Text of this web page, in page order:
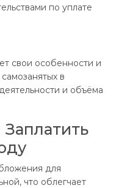
по уплате
свои особенности и
в
и объёма
для
что облегчает